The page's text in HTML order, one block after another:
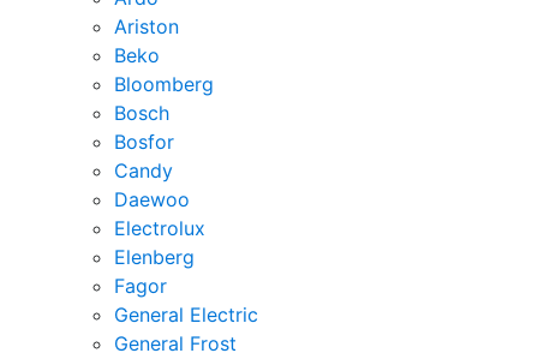
Ariston
Beko
Bloomberg
Bosch
Bosfor
Candy
Daewoo
Electrolux
Elenberg
Fagor
General Electric
General Frost